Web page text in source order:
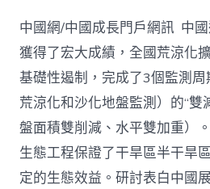
中國網/中國成長門戶網訊 中
獲得了宏大成績，全國荒涼化
基礎性遏制，完成了3個監測
荒涼化和沙化地盤監測）的“雙
盤面積雙削減、水平雙加重）
生態工程保證了干旱區半干旱
定的生態效益。研討表白中國